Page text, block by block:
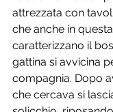
attrezzata con
che anche in
caratterizzano il
gattina si avvicina
compagnia. Dopo
che cercava si